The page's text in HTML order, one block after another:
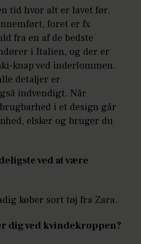
tid hvor alt er lavet før.
foret er fx
fra en af de bedste
i Italien, og der er
knap ved inderlommen.
detaljer er
indvendigt. Når
i et design går
elsker og bruger du
ved at være
køber sort tøj fra Zara.
dig ved kvindekroppen?